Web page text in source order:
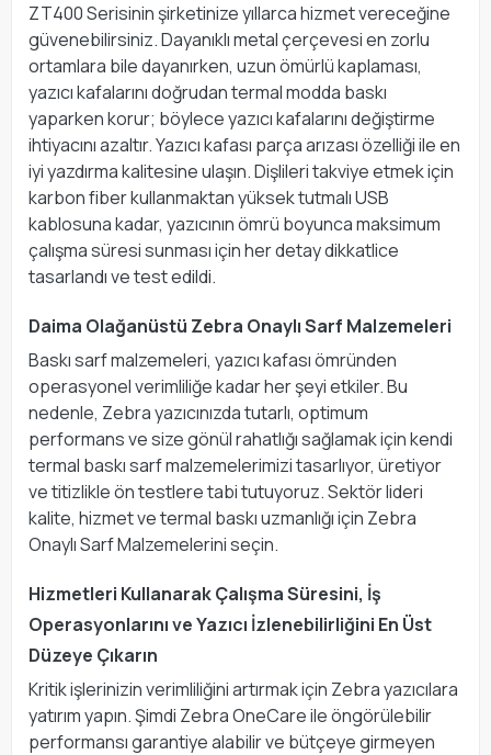
ZT400 Serisinin şirketinize yıllarca hizmet vereceğine
güvenebilirsiniz. Dayanıklı metal çerçevesi en zorlu
ortamlara bile dayanırken, uzun ömürlü kaplaması,
yazıcı kafalarını doğrudan termal modda baskı
yaparken korur; böylece yazıcı kafalarını değiştirme
ihtiyacını azaltır. Yazıcı kafası parça arızası özelliği ile en
iyi yazdırma kalitesine ulaşın. Dişlileri takviye etmek için
karbon fiber kullanmaktan yüksek tutmalı USB
kablosuna kadar, yazıcının ömrü boyunca maksimum
çalışma süresi sunması için her detay dikkatlice
tasarlandı ve test edildi.
Daima Olağanüstü Zebra Onaylı Sarf Malzemeleri
Baskı sarf malzemeleri, yazıcı kafası ömründen
operasyonel verimliliğe kadar her şeyi etkiler. Bu
nedenle, Zebra yazıcınızda tutarlı, optimum
performans ve size gönül rahatlığı sağlamak için kendi
termal baskı sarf malzemelerimizi tasarlıyor, üretiyor
ve titizlikle ön testlere tabi tutuyoruz. Sektör lideri
kalite, hizmet ve termal baskı uzmanlığı için Zebra
Onaylı Sarf Malzemelerini seçin.
Hizmetleri Kullanarak Çalışma Süresini, İş
Operasyonlarını ve Yazıcı İzlenebilirliğini En Üst
Düzeye Çıkarın
Kritik işlerinizin verimliliğini artırmak için Zebra yazıcılara
yatırım yapın. Şimdi Zebra OneCare ile öngörülebilir
performansı garantiye alabilir ve bütçeye girmeyen